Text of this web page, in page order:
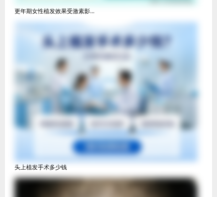
更年期女性植发效果受激素影...
头上植发手术多少钱